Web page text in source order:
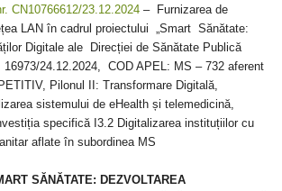
CN10766612/23.12.2024 – Furnizarea de
LAN în cadrul proiectului „Smart Sănătate:
Digitale ale Direcției de Sănătate Publică
16973/24.12.2024, COD APEL: MS – 732 aferent
Pilonul II: Transformare Digitală,
sistemului de eHealth și telemedicină,
specifică I3.2 Digitalizarea instituțiilor cu
aflate în subordinea MS
SĂNĂTATE: DEZVOLTAREA